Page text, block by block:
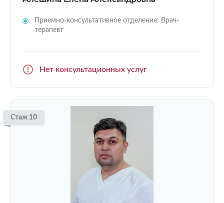
Приемно-консультативное отделение: Врач-
терапевт
Нет консультационных услуг
Стаж 10